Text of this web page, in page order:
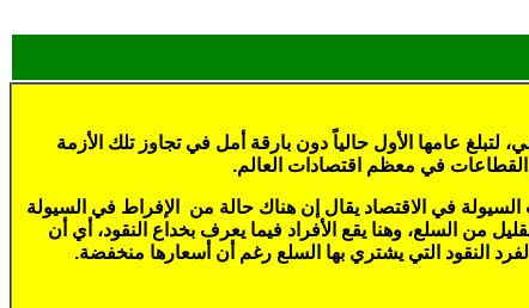
عامها الأول، إذ بدأت شرارتها الأولى من الولايات المتحدة الأمريكية مع بدايات الربع الأخير من العام 2008م الماضي، لتبلغ عامها الأول حالياً دون بارقة أمل في تجاوز تلك الأزمة
في معظم اقتصادات العالم.
في الاقتصاد يقال إن هناك حالة من الإفراط في السيولة
من السلع، وهنا يقع الأفراد فيما يعرف بخداع النقود، أي أن
النقود التي يشتري بها السلع رغم أن أسعارها منخفضة.